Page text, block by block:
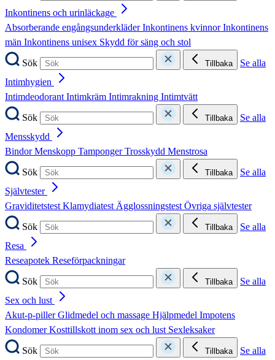
Inkontinens och urinläckage
Absorberande engångsunderkläderInkontinens kvinnorInkontinens
män Inkontinens unisex Skydd för säng och stol
Sök
Tillbaka
Se alla
Intimhygien
IntimdeodorantIntimkräm Intimrakning Intimtvätt
Sök
Tillbaka
Se alla
Mensskydd
BindorMenskopp TampongerTrosskydd Menstrosa
Sök
Tillbaka
Se alla
Självtester
GraviditetstestKlamydiatestÄgglossningstestÖvriga självtester
Sök
Tillbaka
Se alla
Resa
Reseapotek Reseförpackningar
Sök
Tillbaka
Se alla
Sex och lust
Akut-p-pillerGlidmedel och massage Hjälpmedel Impotens
KondomerKosttillskott inom sex och lust Sexleksaker
Sök
Tillbaka
Se alla